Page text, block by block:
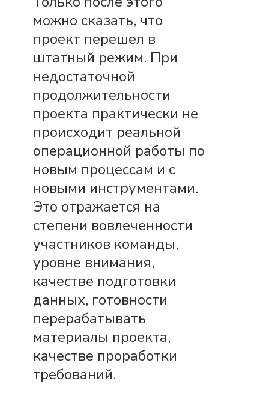
можно сказать, что
проект перешел в
штатный режим. При
недостаточной
продолжительности
проекта практически не
происходит реальной
операционной работы по
новым процессам и с
новыми инструментами.
Это отражается на
степени вовлеченности
участников команды,
уровне внимания,
качестве подготовки
данных, готовности
перерабатывать
материалы проекта,
качестве проработки
требований.